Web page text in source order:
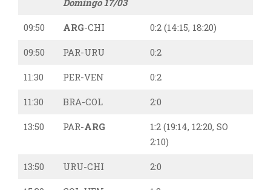
09:50 ARG-CHI 0:2 (14:15, 18:20)
09:50 PAR-URU 0:2
11:30 PER-VEN 0:2
11:30 BRA-COL 2:0
13:50 PAR-ARG
1:2 (19:14, 12:20, SO
2:10)
13:50 URU-CHI 2:0